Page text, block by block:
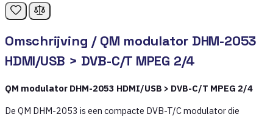
Omschrijving / QM modulator DHM-2053
HDMI/USB > DVB-C/T MPEG 2/4
QM modulator DHM-2053 HDMI/USB > DVB-C/T MPEG 2/4
De QM DHM-2053 is een compacte DVB-T/C modulator die